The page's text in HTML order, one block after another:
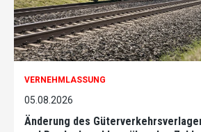
VERNEHMLASSUNG
05.08.2026
Änderung des